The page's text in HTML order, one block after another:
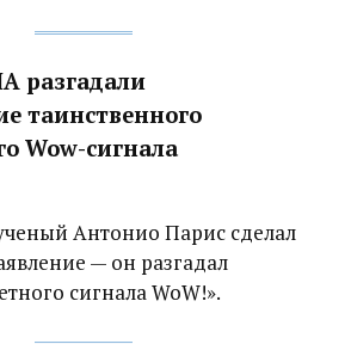
разгадали
таинственного
Wow-сигнала‍
Антонио Парис сделал
— он разгадал
сигнала WoW!».